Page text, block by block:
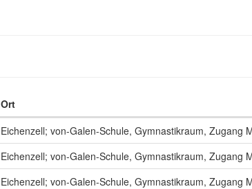
Ort
Eichenzell; von-Galen-Schule, Gymnastikraum, Zugang
Eichenzell; von-Galen-Schule, Gymnastikraum, Zugang
Eichenzell; von-Galen-Schule, Gymnastikraum, Zugang